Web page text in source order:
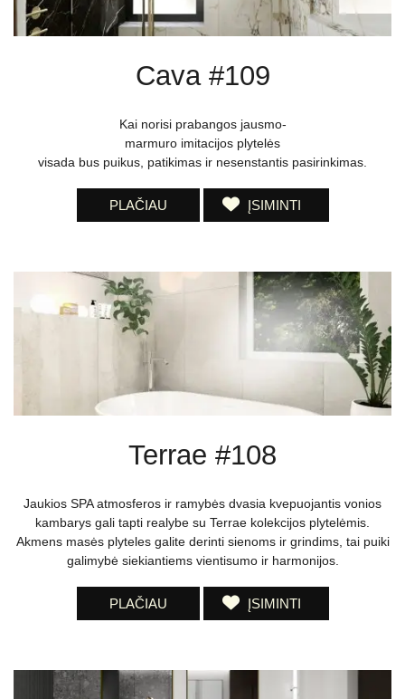
Cava #109
Kai norisi prabangos jausmo-
marmuro imitacijos plytelės
visada bus puikus, patikimas ir nesenstantis pasirinkimas.
PLAČIAU ĮSIMINTI
Terrae #108
Jaukios SPA atmosferos ir ramybės dvasia kvepuojantis vonios
kambarys gali tapti realybe su Terrae kolekcijos plytelėmis.
Akmens masės plyteles galite derinti sienoms ir grindims, tai puiki
galimybė siekiantiems vientisumo ir harmonijos.
PLAČIAU ĮSIMINTI